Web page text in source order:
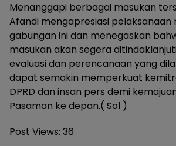
Menanggapi berbagai masukan
Afandi mengapresiasi pelaksanaan
gabungan ini dan menegaskan
masukan akan segera
evaluasi dan perencanaan yang
dapat semakin memperkuat
DPRD dan insan pers demi
Pasaman ke depan.( Sol )
Post Views: 36